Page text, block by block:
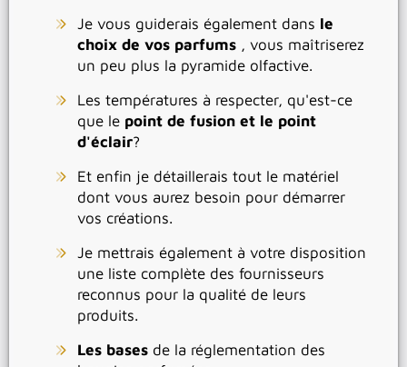
Je vous guiderais également dans le
choix de vos parfums , vous maîtriserez
un peu plus la pyramide olfactive.
Les températures à respecter, qu'est-ce
que le point de fusion et le point
d'éclair?
Et enfin je détaillerais tout le matériel
dont vous aurez besoin pour démarrer
vos créations.
Je mettrais également à votre disposition
une liste complète des fournisseurs
reconnus pour la qualité de leurs
produits.
Les bases de la réglementation des